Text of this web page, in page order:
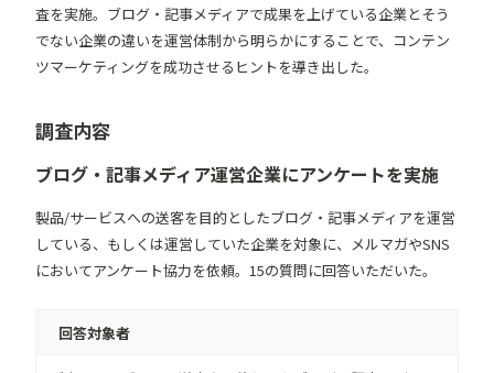
査を実施。ブログ・記事メディアで成果を上げている企業とそう
でない企業の違いを運営体制から明らかにすることで、コンテン
ツマーケティングを成功させるヒントを導き出した。
調査内容
ブログ・記事メディア運営企業にアンケートを実施
製品/サービスへの送客を目的としたブログ・記事メディアを運営
している、もしくは運営していた企業を対象に、メルマガやSNS
においてアンケート協力を依頼。15の質問に回答いただいた。
回答対象者